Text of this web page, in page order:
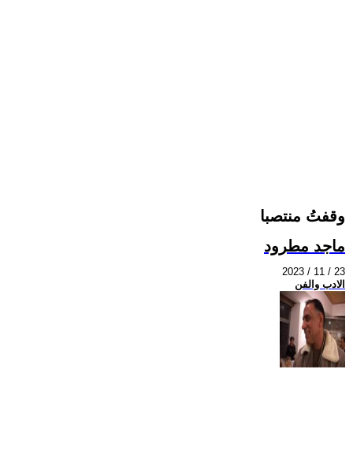
وقفتُ منتصبا
ماجد مطرود
2023 / 11 / 23
الادب والفن